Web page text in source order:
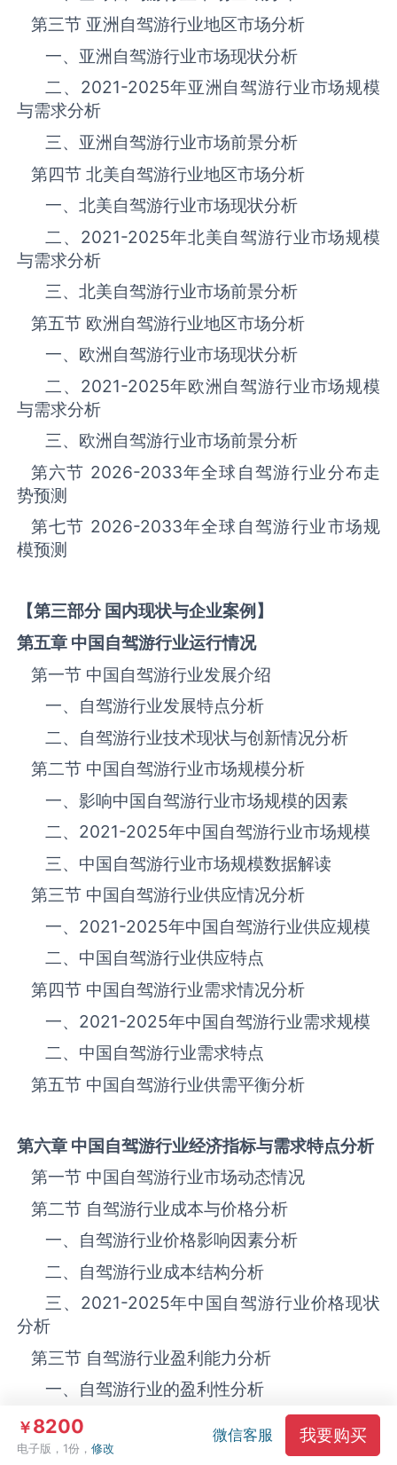
第三节 亚洲自驾游‌‌‌行业地区市场分析
一、亚洲自驾游‌‌‌行业市场现状分析
二、 2021-2025年亚洲自驾游‌‌‌行业市场规模
与需求分析
三、亚洲自驾游‌‌‌行业市场前景分析
第四节 北美自驾游‌‌‌行业地区市场分析
一、北美自驾游‌‌‌行业市场现状分析
二、 2021-2025年北美自驾游‌‌‌行业市场规模
与需求分析
三、北美自驾游‌‌‌行业市场前景分析
第五节 欧洲自驾游‌‌‌行业地区市场分析
一、欧洲自驾游‌‌‌行业市场现状分析
二、 2021-2025年欧洲自驾游‌‌‌行业市场规模
与需求分析
三、欧洲自驾游‌‌‌行业市场前景分析
第六节 2026-2033年全球自驾游‌‌‌行业分布走
势预测
第七节 2026-2033年全球自驾游‌‌‌行业市场规
模预测
【第三部分 国内现状与企业案例】
第五章 中国自驾游行业运行情况
第一节 中国自驾游‌‌‌行业发展介绍
一、自驾游行业发展特点分析
二、自驾游行业技术现状与创新情况分析
第二节 中国自驾游‌‌‌行业市场规模分析
一、影响中国自驾游‌‌‌行业市场规模的因素
二、 2021-2025年中国自驾游‌‌‌行业市场规模
三、中国自驾游行业市场规模数据解读
第三节 中国自驾游‌‌‌行业供应情况分析
一、 2021-2025年中国自驾游‌‌‌行业供应规模
二、中国自驾游‌‌‌行业供应特点
第四节 中国自驾游‌‌‌行业需求情况分析
一、 2021-2025年中国自驾游‌‌‌行业需求规模
二、中国自驾游‌‌‌行业需求特点
第五节 中国自驾游‌‌‌行业供需平衡分析
第六章 中国自驾游行业经济指标与需求特点分析
第一节 中国自驾游‌‌‌行业市场动态情况
第二节 自驾游‌‌‌行业成本与价格分析
一、自驾游行业价格影响因素分析
二、自驾游行业成本结构分析
三、 2021-2025年中国自驾游‌‌‌行业价格现状
分析
第三节 自驾游‌‌‌行业盈利能力分析
一、自驾游‌‌‌行业的盈利性分析
二、自驾游‌‌‌行业附加值的提升空间分析
第四节 中国自驾游‌‌‌行业消费市场特点分析
￥8200
电子版，1份，修改
微信客服 我要购买